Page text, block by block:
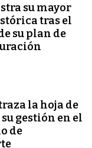
su mayor
tras el
su plan de
la hoja de
gestión en el
de